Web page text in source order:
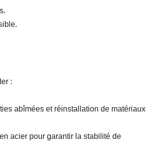
:
abîmées et réinstallation de matériaux
acier pour garantir la stabilité de